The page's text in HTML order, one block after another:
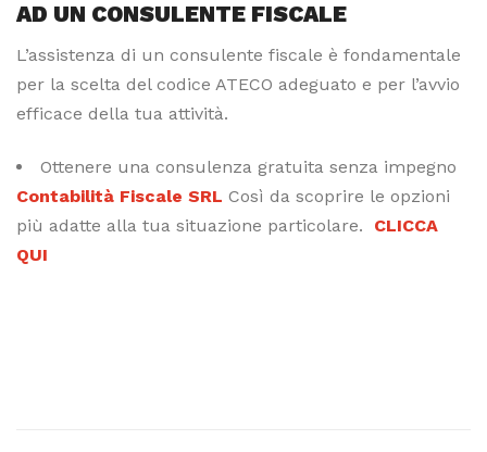
AD UN CONSULENTE FISCALE
L’assistenza di un consulente fiscale è fondamentale
per la scelta del codice ATECO adeguato e per l’avvio
efficace della tua attività.
Ottenere una consulenza gratuita senza impegno
Contabilità Fiscale SRL Così da scoprire le opzioni
più adatte alla tua situazione particolare. CLICCA
QUI